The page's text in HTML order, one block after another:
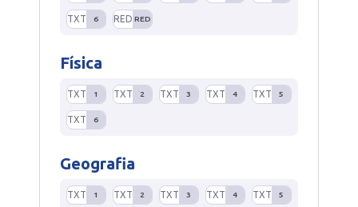
TXT 6 RED RED
Física
TXT 1 TXT 2 TXT 3 TXT 4 TXT 5
TXT 6
Geografia
TXT 1 TXT 2 TXT 3 TXT 4 TXT 5